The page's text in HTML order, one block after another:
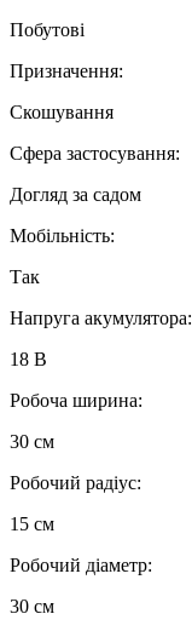
Побутові
Призначення:
Скошування
Сфера застосування:
Догляд за садом
Мобільність:
Так
Напруга акумулятора:
18 В
Робоча ширина:
30 см
Робочий радіус:
15 см
Робочий діаметр:
30 см